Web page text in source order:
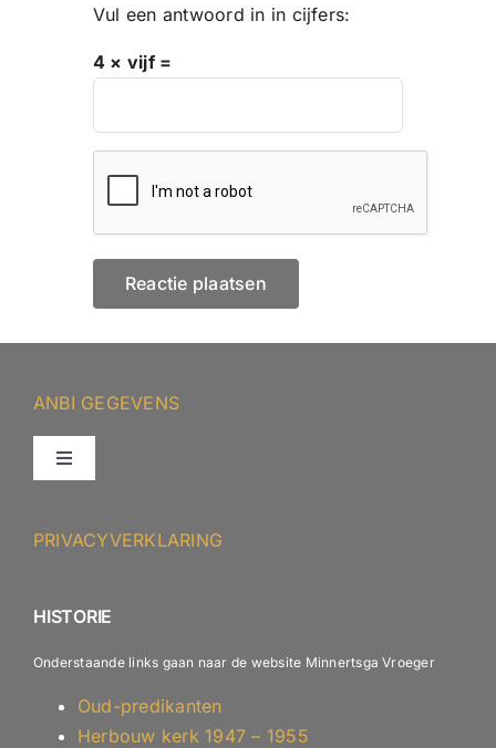
Vul een antwoord in in cijfers:
4 × vijf =
ANBI GEGEVENS
Toggle
PRIVACYVERKLARING
HISTORIE
Onderstaande links gaan naar de website Minnertsga Vroeger
Oud-predikanten
Herbouw kerk 1947 – 1955